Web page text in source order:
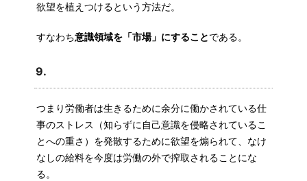
欲望を植えつけるという方法だ。
すなわち意識領域を「市場」にすることである。
9.
つまり労働者は生きるために余分に働かされている仕
事のストレス（知らずに自己意識を侵略されているこ
とへの重さ）を発散するために欲望を煽られて、なけ
なしの給料を今度は労働の外で搾取されることにな
る。